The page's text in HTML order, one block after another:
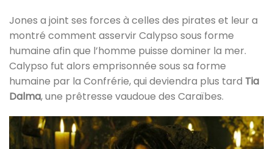
Jones a joint ses forces à celles des pirates et leur a
montré comment asservir Calypso sous forme
humaine afin que l’homme puisse dominer la mer.
Calypso fut alors emprisonnée sous sa forme
humaine par la Confrérie, qui deviendra plus tard Tia
Dalma, une prêtresse vaudoue des Caraïbes.